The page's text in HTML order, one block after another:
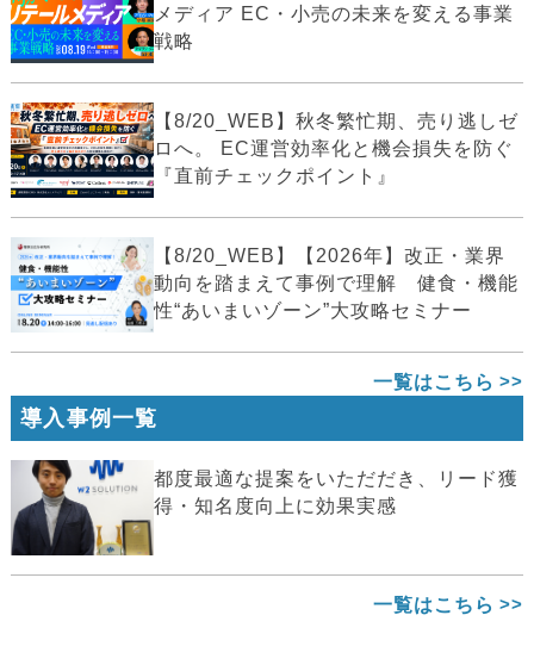
メディア EC・小売の未来を変える事業
戦略
【8/20_WEB】秋冬繁忙期、売り逃しゼ
ロへ。 EC運営効率化と機会損失を防ぐ
『直前チェックポイント』
【8/20_WEB】【2026年】改正・業界
動向を踏まえて事例で理解 健食・機能
性“あいまいゾーン”大攻略セミナー
一覧はこちら
導入事例一覧
都度最適な提案をいただだき、リード獲
得・知名度向上に効果実感
一覧はこちら